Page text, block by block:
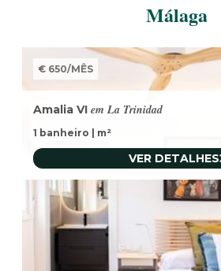
Málaga
€ 650/MÊS
Amalia VI em La Trinidad
1 banheiro m²
VER DETALHES